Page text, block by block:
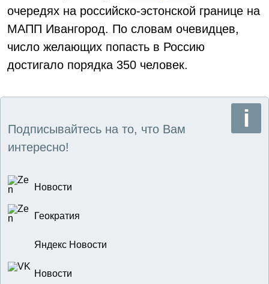
очередях на российско-эстонской границе на
МАПП Ивангород. По словам очевидцев,
число желающих попасть в Россию
достигало порядка 350 человек.
Подписывайтесь на то, что Вам
интересно!
Новости
Геократия
Яндекс Новости
Новости